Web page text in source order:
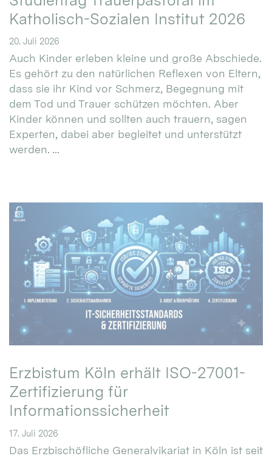
Katholisch-Sozialen Institut 2026
20. Juli 2026
Auch Kinder erleben kleine und große Abschiede.
Es gehört zu den natürlichen Reflexen von Eltern,
dass sie ihr Kind vor Schmerz, Begegnung mit
dem Tod und Trauer schützen möchten. Aber
Kinder können und sollten auch trauern, sagen
Experten, dabei aber begleitet und unterstützt
werden. ...
Erzbistum Köln erhält ISO-27001-
Zertifizierung für
Informationssicherheit
17. Juli 2026
Das Erzbischöfliche Generalvikariat in Köln ist seit